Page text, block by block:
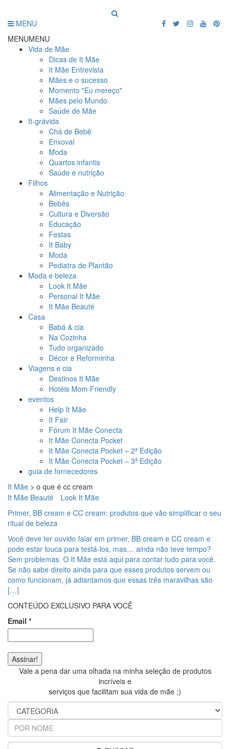
MENU
MENUMENU
Vida de Mãe
Dicas de It Mãe
It Mãe Entrevista
Mães e o sucesso
Momento "Eu mereço"
Mães pelo Mundo
Saúde de Mãe
It-grávida
Chá de Bebê
Enxoval
Moda
Quartos infantis
Saúde e nutrição
Filhos
Alimentação e Nutrição
Bebês
Cultura e Diversão
Educação
Festas
It Baby
Moda
Pediatra de Plantão
Moda e beleza
Look It Mãe
Personal It Mãe
It Mãe Beauté
Casa
Babá & cia
Na Cozinha
Tudo organizado
Décor e Reforminha
Viagens e cia
Destinos It Mãe
Hotéis Mom Friendly
eventos
Help It Mãe
It Fair
Fórum It Mãe Conecta
It Mãe Conecta Pocket
It Mãe Conecta Pocket – 2ª Edição
It Mãe Conecta Pocket – 3ª Edição
guia de fornecedores
It Mãe > o que é cc cream
It Mãe Beauté
Look It Mãe
Primer, BB cream e CC cream: produtos que vão simplificar o seu
ritual de beleza
Você deve ter ouvido falar em primer, BB cream e CC cream e
pode estar louca para testá-los, mas… ainda não teve tempo?
Sem problemas. O It Mãe está aqui para contar tudo para você.
Se não sabe direito ainda para que esses produtos servem ou
como funcionam, já adiantamos que essas três maravilhas são
[…]
CONTEÚDO EXCLUSIVO PARA VOCÊ
Email *
Vale a pena dar uma olhada na minha seleção de produtos
incríveis e
serviços que facilitam sua vida de mãe ;)